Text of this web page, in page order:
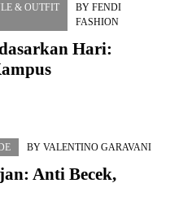
& OUTFIT
BYFENDI
FASHION
Hari:
BY VALENTINO GARAVANI
Anti Becek,